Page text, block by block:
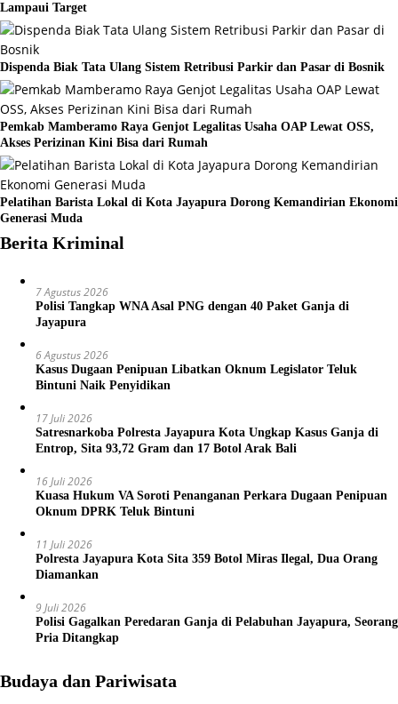
Lampaui Target
Dispenda Biak Tata Ulang Sistem Retribusi Parkir dan Pasar di Bosnik
Pemkab Mamberamo Raya Genjot Legalitas Usaha OAP Lewat OSS,
Akses Perizinan Kini Bisa dari Rumah
Pelatihan Barista Lokal di Kota Jayapura Dorong Kemandirian Ekonomi
Generasi Muda
Berita Kriminal
7 Agustus 2026
Polisi Tangkap WNA Asal PNG dengan 40 Paket Ganja di
Jayapura
6 Agustus 2026
Kasus Dugaan Penipuan Libatkan Oknum Legislator Teluk
Bintuni Naik Penyidikan
17 Juli 2026
Satresnarkoba Polresta Jayapura Kota Ungkap Kasus Ganja di
Entrop, Sita 93,72 Gram dan 17 Botol Arak Bali
16 Juli 2026
Kuasa Hukum VA Soroti Penanganan Perkara Dugaan Penipuan
Oknum DPRK Teluk Bintuni
11 Juli 2026
Polresta Jayapura Kota Sita 359 Botol Miras Ilegal, Dua Orang
Diamankan
9 Juli 2026
Polisi Gagalkan Peredaran Ganja di Pelabuhan Jayapura, Seorang
Pria Ditangkap
Budaya dan Pariwisata